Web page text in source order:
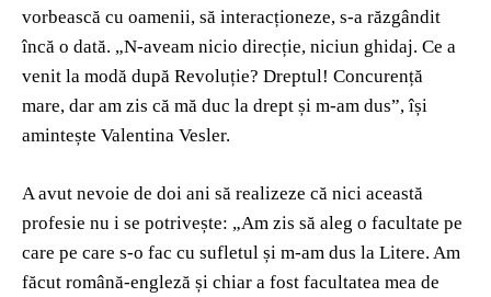
vorbească cu oamenii, să interacționeze, s-a răzgândit
încă o dată. „N-aveam nicio direcție, niciun ghidaj. Ce a
venit la modă după Revoluție? Dreptul! Concurență
mare, dar am zis că mă duc la drept și m-am dus”, își
amintește Valentina Vesler.
A avut nevoie de doi ani să realizeze că nici această
profesie nu i se potrivește: „Am zis să aleg o facultate pe
care pe care s-o fac cu sufletul și m-am dus la Litere. Am
făcut română-engleză și chiar a fost facultatea mea de